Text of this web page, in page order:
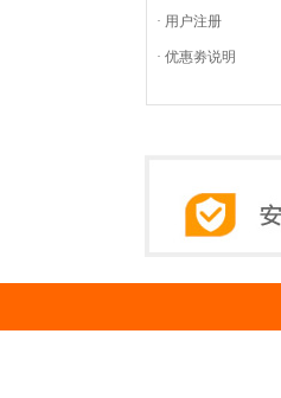
· 用户注册
· 优惠劵说明